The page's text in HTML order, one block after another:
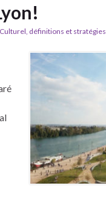
définitions et stratégies